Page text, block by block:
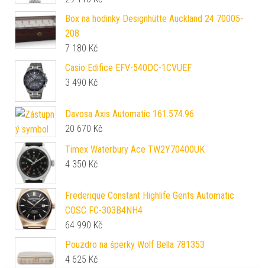
Box na hodinky Designhütte Auckland 24 70005-
208
7 180 Kč
Casio Edifice EFV-540DC-1CVUEF
3 490 Kč
Davosa Axis Automatic 161.574.96
20 670 Kč
Timex Waterbury Ace TW2Y70400UK
4 350 Kč
Frederique Constant Highlife Gents Automatic
COSC FC-303B4NH4
64 990 Kč
Pouzdro na šperky Wolf Bella 781353
4 625 Kč